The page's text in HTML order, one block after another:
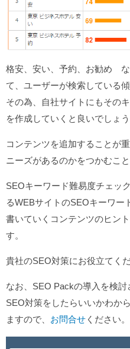
格安、安い、予約、お勧め
て、ユーザーが検索している傾
その為、自社サイトにもその
を作成していくと良いでしょう
コンテンツを追加することが
ニーズがあるのかをつかむこと
SEOキーワード難易度チェッ
るWEBサイトのSEOキーワー
書いていくコンテンツのヒン
す。
貴社のSEO対策にお役立てくだ
なお、SEO Packの導入を検
SEO対策をしたらいいかわか
ますので、 お問合せ ください。